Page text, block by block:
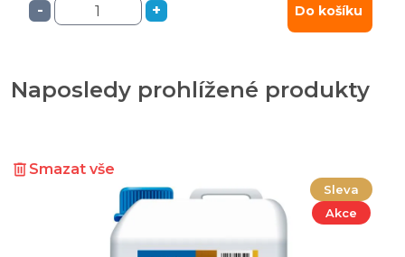
- + Do košíku
Naposledy prohlížené produkty
Smazat vše
Sleva
Akce